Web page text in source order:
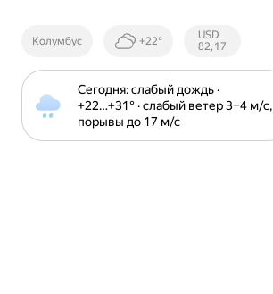
Колумбус +22°
Курсы ЦБ
РФ
USD
82,17
Сегодня: слабый дождь ·
+22⁠…⁠+31⁠° · слабый ветер 3⁠–⁠4 м⁠/⁠с,
порывы до 17 м⁠/⁠с